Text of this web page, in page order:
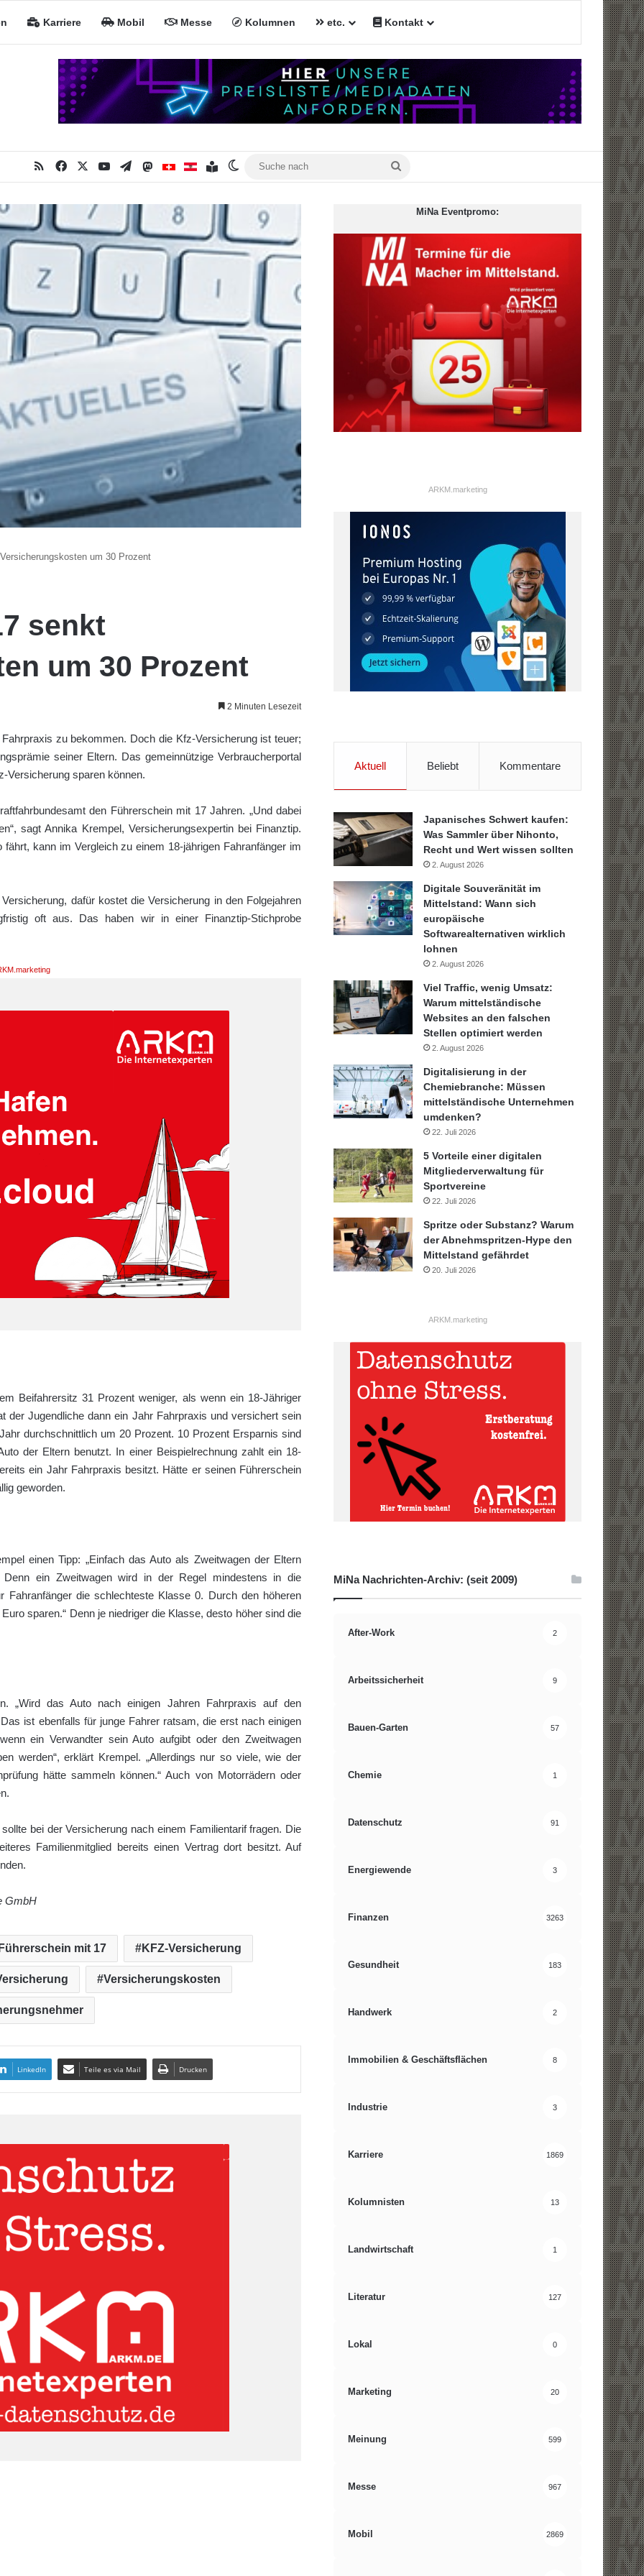
Karriere Mobil Messe Kolumnen etc. Kontakt
RSSFacebookYouTubeTelegramMastodonMiNa CHMiNa AT
Inhaltsverzeichnis
Skin umschalten
um 30 Prozent
senkt
um 30 Prozent
2 Minuten Lesezeit
zu bekommen. Doch die Kfz-Versicherung ist teuer;
seiner Eltern. Das gemeinnützige Verbraucherportal
Versicherung sparen können.
den Führerschein mit 17 Jahren. „Und dabei
sagt Annika Krempel, Versicherungsexpertin bei Finanztip.
kann im Vergleich zu einem 18-jährigen Fahranfänger im
dafür kostet die Versicherung in den Folgejahren
oft aus. Das haben wir in einer Finanztip-Stichprobe
Beifahrersitz 31 Prozent weniger, als wenn ein 18-Jähriger
der Jugendliche dann ein Jahr Fahrpraxis und versichert sein
durchschnittlich um 20 Prozent. 10 Prozent Ersparnis sind
der Eltern benutzt. In einer Beispielrechnung zahlt ein 18-
ein Jahr Fahrpraxis besitzt. Hätte er seinen Führerschein
geworden.
einen Tipp: „Einfach das Auto als Zweitwagen der Eltern
ein Zweitwagen wird in der Regel mindestens in die
die schlechteste Klasse 0. Durch den höheren
sparen.“ Denn je niedriger die Klasse, desto höher sind die
„Wird das Auto nach einigen Jahren Fahrpraxis auf den
ist ebenfalls für junge Fahrer ratsam, die erst nach einigen
ein Verwandter sein Auto aufgibt oder den Zweitwagen
werden“, erklärt Krempel. „Allerdings nur so viele, wie der
hätte sammeln können.“ Auch von Motorrädern oder
bei der Versicherung nach einem Familientarif fragen. Die
Familienmitglied bereits einen Vertrag dort besitzt. Auf
GmbH
mit 17 KFZ-Versicherung
Versicherungskosten
LinkedIn Teile es via Mail Drucken
MiNa Eventpromo:
ARKM.marketing
Aktuell Beliebt Kommentare
Japanisches Schwert kaufen:
Was Sammler über Nihonto,
Recht und Wert wissen sollten
2. August 2026
Digitale Souveränität im
Mittelstand: Wann sich
europäische
Softwarealternativen wirklich
lohnen
2. August 2026
Viel Traffic, wenig Umsatz:
Warum mittelständische
Websites an den falschen
Stellen optimiert werden
2. August 2026
Digitalisierung in der
Chemiebranche: Müssen
mittelständische Unternehmen
umdenken?
22. Juli 2026
5 Vorteile einer digitalen
Mitgliederverwaltung für
Sportvereine
22. Juli 2026
Spritze oder Substanz? Warum
der Abnehmspritzen-Hype den
Mittelstand gefährdet
20. Juli 2026
ARKM.marketing
MiNa Nachrichten-Archiv: (seit 2009)
After-Work 2
Arbeitssicherheit 9
Bauen-Garten 57
Chemie 1
Datenschutz 91
Energiewende 3
Finanzen 3263
Gesundheit 183
Handwerk 2
Immobilien & Geschäftsflächen 8
Industrie 3
Karriere 1869
Kolumnisten 13
Landwirtschaft 1
Literatur 127
Lokal 0
Marketing 20
Meinung 599
Messe 967
Mobil 2869